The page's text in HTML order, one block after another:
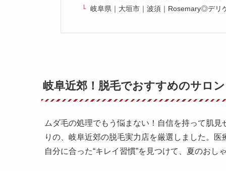
岐阜県｜大垣市｜波須｜Rosemary◎デリ
岐阜近郊！脱毛でおすすめのサロ
ムダ毛の処理でもう悩まない！自信を持って肌
りの、岐阜近郊の脱毛実力店を厳選しました。
自分に合った“キレイ習慣”を見つけて、夏のおし